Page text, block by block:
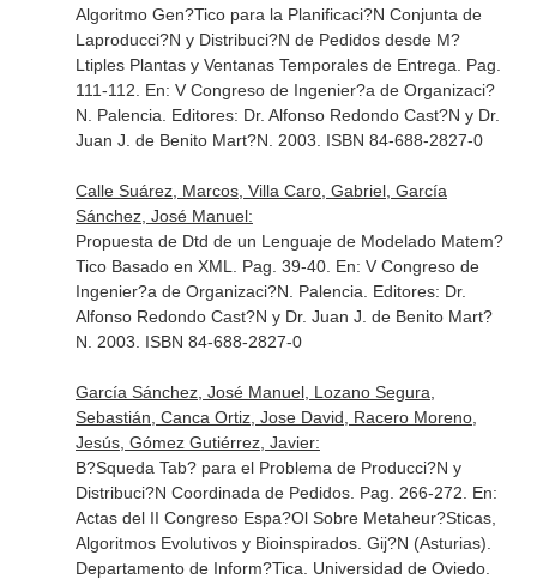
Algoritmo Gen?Tico para la Planificaci?N Conjunta de
Laproducci?N y Distribuci?N de Pedidos desde M?
Ltiples Plantas y Ventanas Temporales de Entrega. Pag.
111-112. En: V Congreso de Ingenier?a de Organizaci?
N . Palencia. Editores: Dr. Alfonso Redondo Cast?N y Dr.
Juan J. de Benito Mart?N. 2003. ISBN 84-688-2827-0
Calle Suárez, Marcos, Villa Caro, Gabriel, García
Sánchez, José Manuel:
Propuesta de Dtd de un Lenguaje de Modelado Matem?
Tico Basado en XML. Pag. 39-40. En: V Congreso de
Ingenier?a de Organizaci?N . Palencia. Editores: Dr.
Alfonso Redondo Cast?N y Dr. Juan J. de Benito Mart?
N. 2003. ISBN 84-688-2827-0
García Sánchez, José Manuel, Lozano Segura,
Sebastián, Canca Ortiz, Jose David, Racero Moreno,
Jesús, Gómez Gutiérrez, Javier:
B?Squeda Tab? para el Problema de Producci?N y
Distribuci?N Coordinada de Pedidos. Pag. 266-272. En:
Actas del II Congreso Espa?Ol Sobre Metaheur?Sticas,
Algoritmos Evolutivos y Bioinspirados. Gij?N (Asturias).
Departamento de Inform?Tica. Universidad de Oviedo.